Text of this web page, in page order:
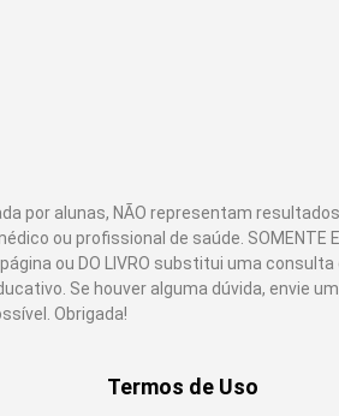
por alunas, NÃO representam
ou profissional de saúde. SOMENTE
ou DO LIVRO substitui uma consulta
Se houver alguma dúvida, envie um
Obrigada!
Termos de Uso